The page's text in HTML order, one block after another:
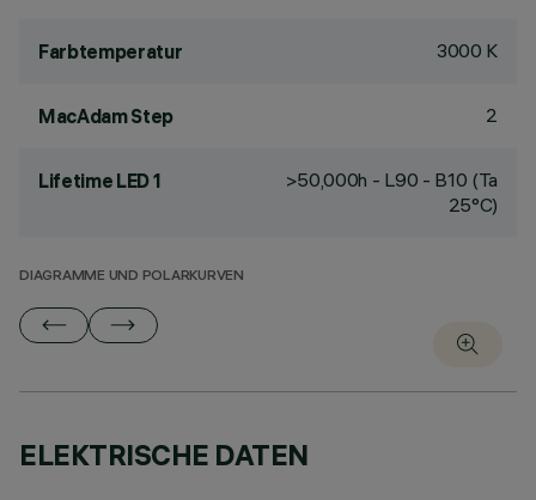
Farbtemperatur 3000 K
MacAdam Step 2
Lifetime LED 1
>50,000h - L90 - B10 (Ta
25°C)
DIAGRAMME UND POLARKURVEN
ELEKTRISCHE DATEN